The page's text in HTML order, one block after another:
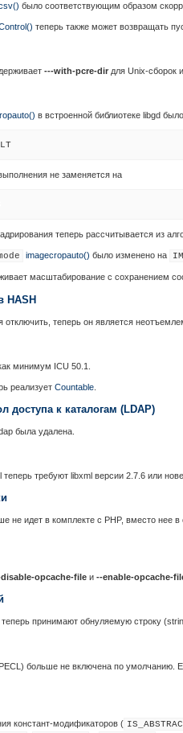
было соответствующим образом
теперь также может возвращать
---with-pcre-dir для Unix-сборок
в встроенной библиотеке libgd
не заменяется на
теперь рассчитывается из
imagecropauto() было изменено на
масштабирование с сохранением
HASH
отключить, теперь он является
минимум ICU 50.1.
реализует Countable
доступа к каталогам (LDAP)
была удалена.
требуют libxml версии 2.7.6 или
не идет в комплекте с PHP, вместо нее
opcache-file и --enable-opcache-
теперь принимают обнуляемую строку (
больше не включена по умолчанию.
констант-модификаторов (